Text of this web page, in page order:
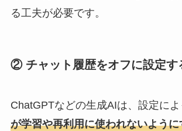
る工夫が必要です。
② チャット履歴をオフに設定す
ChatGPTなどの生成AIは、設定によ
が学習や再利用に使われないよう